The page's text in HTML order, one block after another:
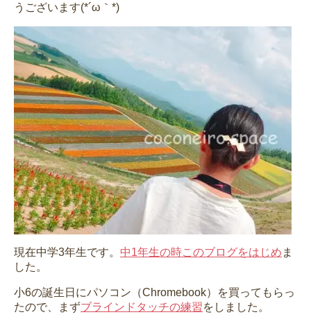
うございます(*´ω｀*)
現在中学3年生です。 中1年生の時このブログをはじめ ま
した。
小6の誕生日にパソコン（Chromebook）を買ってもらっ
たので、まずブラインドタッチの練習をしました。